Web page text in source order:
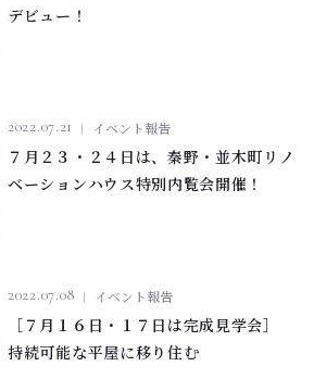
デビュー！
2022.07.21 イベント報告
７月２３・２４日は、秦野・並木町リノ
ベーションハウス特別内覧会開催！
2022.07.08 イベント報告
［７月１６日・１７日は完成見学会］
持続可能な平屋に移り住む